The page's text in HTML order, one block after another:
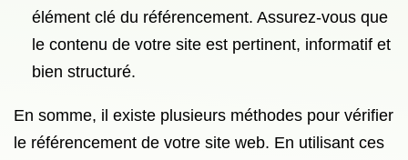
élément clé du référencement. Assurez-vous que
le contenu de votre site est pertinent, informatif et
bien structuré.
En somme, il existe plusieurs méthodes pour vérifier
le référencement de votre site web. En utilisant ces